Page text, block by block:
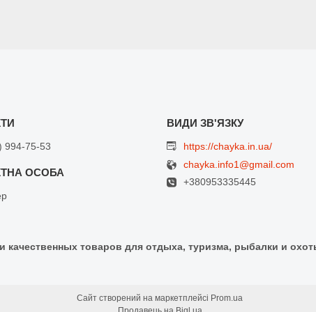
994-75-53
https://chayka.in.ua/
chayka.info1@gmail.com
+380953335445
качественных товаров для отдыха, туризма, рыбалки и
Сайт створений на маркетплейсі Prom.ua